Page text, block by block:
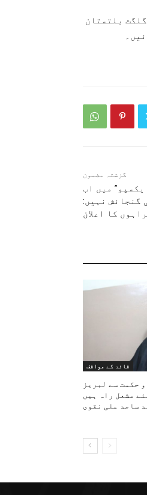
مون سون بارشوں سے پنجاب میں 164، سندھ میں 28، بلوچستان میں 20، گلگت بلتستان
گزشتہ مضمون
میں اب
گنجائش نہیں:
کا اعلان
قائد کے مواقف
حکمت سے لبریز
مشعل راہ ہیں
ساجد علی نقوی